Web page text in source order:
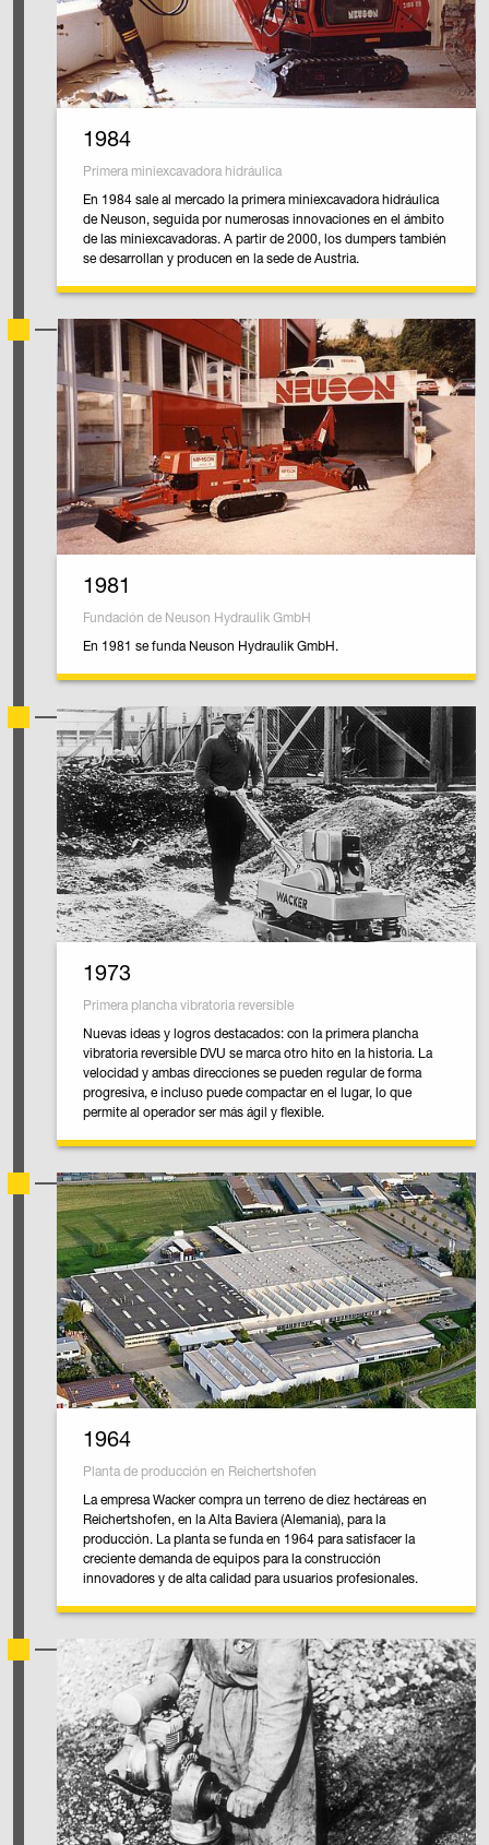
1984
Primera miniexcavadora hidráulica
En 1984 sale al mercado la primera miniexcavadora hidráulica
de Neuson, seguida por numerosas innovaciones en el ámbito
de las miniexcavadoras. A partir de 2000, los dumpers también
se desarrollan y producen en la sede de Austria.
1981
Fundación de Neuson Hydraulik GmbH
En 1981 se funda Neuson Hydraulik GmbH.
1973
Primera plancha vibratoria reversible
Nuevas ideas y logros destacados: con la primera plancha
vibratoria reversible DVU se marca otro hito en la historia. La
velocidad y ambas direcciones se pueden regular de forma
progresiva, e incluso puede compactar en el lugar, lo que
permite al operador ser más ágil y flexible.
1964
Planta de producción en Reichertshofen
La empresa Wacker compra un terreno de diez hectáreas en
Reichertshofen, en la Alta Baviera (Alemania), para la
producción. La planta se funda en 1964 para satisfacer la
creciente demanda de equipos para la construcción
innovadores y de alta calidad para usuarios profesionales.